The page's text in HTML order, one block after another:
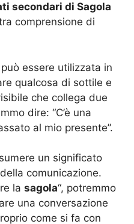
secondari di Sagola
comprensione di
può essere utilizzata in
qualcosa di sottile e
che collega due
dire: “C’è una
al mio presente”.
un significato
comunicazione.
la sagola“, potremmo
una conversazione
come si fa con